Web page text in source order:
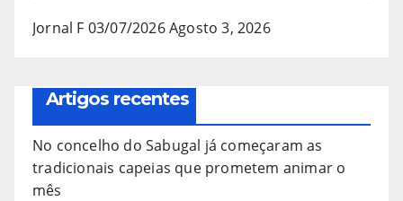
Jornal F 03/07/2026Agosto 3, 2026
Artigos recentes
No concelho do Sabugal já começaram as
tradicionais capeias que prometem animar o
mês